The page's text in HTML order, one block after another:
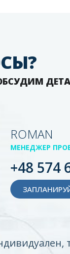
ROMAN
МЕНЕДЖЕР
+48 574